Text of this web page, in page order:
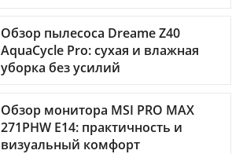
Обзор пылесоса Dreame Z40
AquaCycle Pro: сухая и влажная
уборка без усилий
Обзор монитора MSI PRO MAX
271PHW E14: практичность и
визуальный комфорт